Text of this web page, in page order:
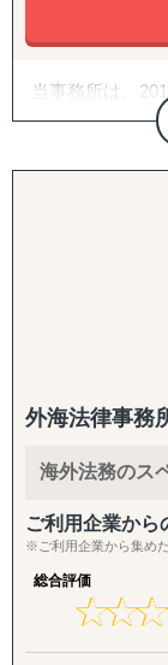
「効果的なマー
せない」
ヤーの選定が困
「その地域特
潜在ニーズやト
岐にわたる範
提供することが
市場調査では、
ご提案させてい
いったお悩みを
応できますので
②競合調査
「競合がなぜ
相談をよくいた
当事務所は、
です。高い専門
雑多様化するク
なワンストップ
ことを特徴とし
域、およびオー
引に関する総合
すので、業種
また、当事務所
ュメンテーショ
ずに、法的な専
につきましては
していただける
気軽にお問い合
外海法律事務
海外法務のス
ご利用企業から
※ご利用企業から集め
総合評価
★★★
★★★